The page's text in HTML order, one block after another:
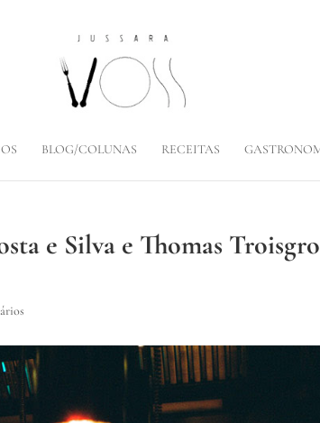
BLOG/COLUNAS RECEITAS
e Silva e Thomas